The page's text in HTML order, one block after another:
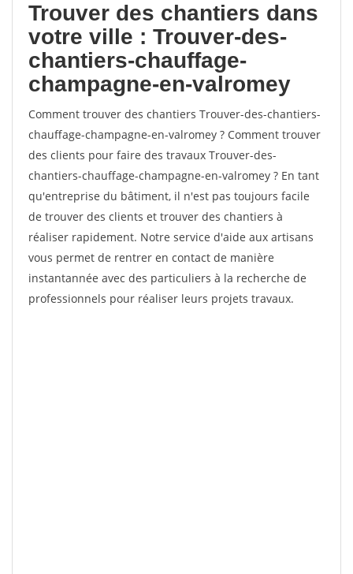
Trouver des chantiers dans
votre ville : Trouver-des-
chantiers-chauffage-
champagne-en-valromey
Comment trouver des chantiers Trouver-des-chantiers-
chauffage-champagne-en-valromey ? Comment trouver
des clients pour faire des travaux Trouver-des-
chantiers-chauffage-champagne-en-valromey ? En tant
qu'entreprise du bâtiment, il n'est pas toujours facile
de trouver des clients et trouver des chantiers à
réaliser rapidement. Notre service d'aide aux artisans
vous permet de rentrer en contact de manière
instantannée avec des particuliers à la recherche de
professionnels pour réaliser leurs projets travaux.